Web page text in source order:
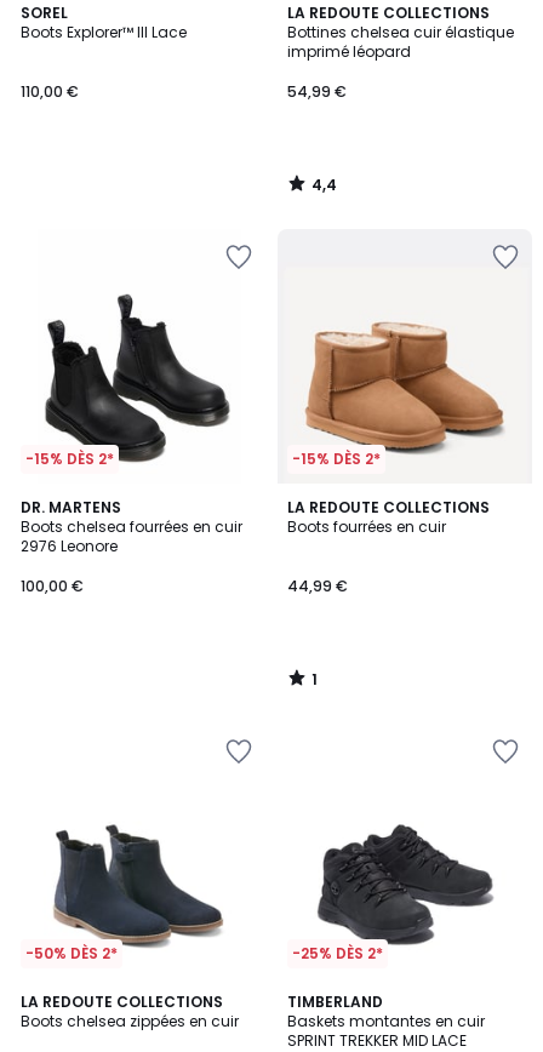
SOREL
Boots Explorer™ III Lace
110,00 €
LA REDOUTE COLLECTIONS
Bottines chelsea cuir élastique
imprimé léopard
54,99 €
4,4
/ 5
4,4
/
-15% DÈS 2*
DR. MARTENS
Boots chelsea fourrées en cuir
2976 Leonore
100,00 €
-15% DÈS 2*
LA REDOUTE COLLECTIONS
Boots fourrées en cuir
44,99 €
1
/
1
/
-50% DÈS 2*
LA REDOUTE COLLECTIONS
Boots chelsea zippées en cuir
5
/
-25% DÈS 2*
TIMBERLAND
Baskets montantes en cuir
SPRINT TREKKER MID LACE
5
/
5